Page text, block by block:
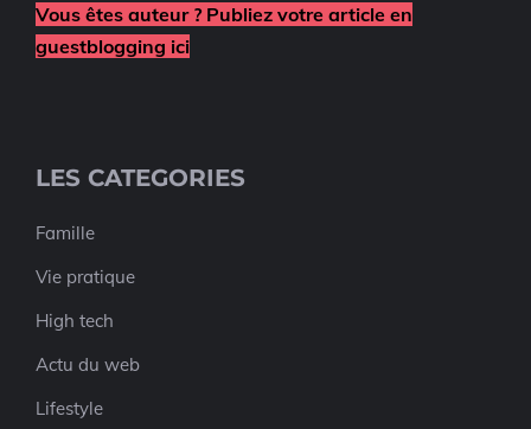
Vous êtes auteur ? Publiez votre article en
guestblogging ici
LES CATEGORIES
Famille
Vie pratique
High tech
Actu du web
Lifestyle